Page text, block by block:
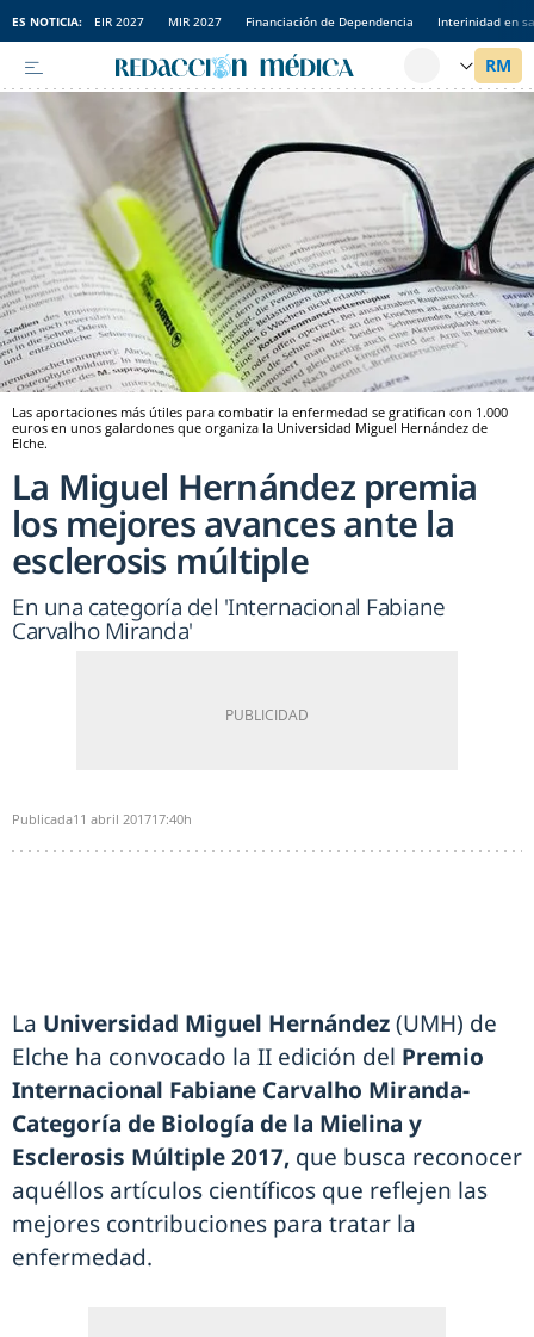
ES NOTICIA: EIR 2027 MIR 2027 Financiación de Dependencia Interinidad en
Las aportaciones más útiles para combatir la enfermedad se gratifican con 1.000
euros en unos galardones que organiza la Universidad Miguel Hernández de
Elche.
La Miguel Hernández premia
los mejores avances ante la
esclerosis múltiple
En una categoría del 'Internacional Fabiane
Carvalho Miranda'
Publicada11 abril 201717:40h
La Universidad Miguel Hernández(UMH) de
Elche ha convocado la II edición del Premio
Internacional Fabiane Carvalho Miranda-
Categoría de Biología de la Mielina y
Esclerosis Múltiple 2017, que busca reconocer
aquéllos artículos científicos que reflejen las
mejores contribuciones para tratar la
enfermedad.